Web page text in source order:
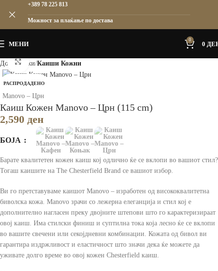
МЕНИ
0
0
Дома Мажи Каиши Кожни
РАСПРОДАДЕНО
Зголеми
Каиш Кожен Manovo – Црн (115 cm)
2,590 ден
БОЈА
Барате квалитетен кожен каиш кој одлично ќе се вклопи во вашиот стил?
Тогаш каишите на The Chesterfield Brand се вашиот избор.
Ви го претставуваме каишот Manovo – изработен од висококвалитетна
биволска кожа. Manovo зрачи со лежерна елеганција и стил кој е
дополнително нагласен преку двојните штепови што го карактеризираат
овој каиш. Има стилски финиш и суптилна тока која лесно ќе се вклопи
во вашите свечени или секојдневни комбинации. Кожата од бивол ви
гарантира издржливост и еластичност што значи дека ќе можете да
уживате долго време во овој кожен Chesterfield каиш.
+389 78 225 813
Можност за плаќање по достава